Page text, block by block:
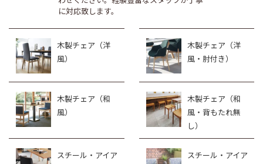
に対応致します。
木製チェア（洋
風）
木製チェア（洋
風・肘付き）
木製チェア（和
風）
木製チェア（和
風・背もたれ無
し）
スチール・アイア
スチール・アイア